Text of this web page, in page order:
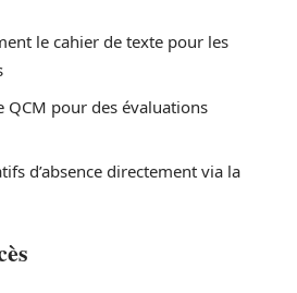
le cahier de texte pour les
QCM pour des évaluations
d’absence directement via la